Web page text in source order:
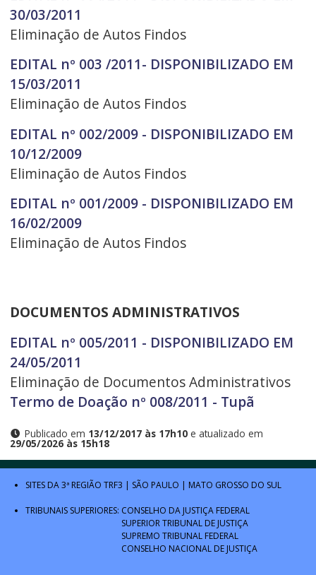
30/03/2011
Eliminação de Autos Findos
EDITAL nº 003 /2011- DISPONIBILIZADO EM
15/03/2011
Eliminação de Autos Findos
EDITAL nº 002/2009 - DISPONIBILIZADO EM
10/12/2009
Eliminação de Autos Findos
EDITAL nº 001/2009 - DISPONIBILIZADO EM
16/02/2009
Eliminação de Autos Findos
DOCUMENTOS ADMINISTRATIVOS
EDITAL nº 005/2011 - DISPONIBILIZADO EM
24/05/2011
Eliminação de Documentos Administrativos
Termo de Doação nº 008/2011 - Tupã
Publicado em 13/12/2017 às 17h10e atualizado em
29/05/2026 às 15h18
SITES DA 3ª REGIÃO TRF3 | SÃO PAULO | MATO GROSSO DO SUL
TRIBUNAIS SUPERIORES: CONSELHO DA JUSTIÇA FEDERAL
SUPERIOR TRIBUNAL DE JUSTIÇA
SUPREMO TRIBUNAL FEDERAL
CONSELHO NACIONAL DE JUSTIÇA